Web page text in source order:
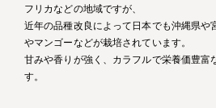
フリカなどの地域ですが、
近年の品種改良によって日本でも沖縄県や
やマンゴーなどが栽培されています。
甘みや香りが強く、カラフルで栄養価豊富
す。